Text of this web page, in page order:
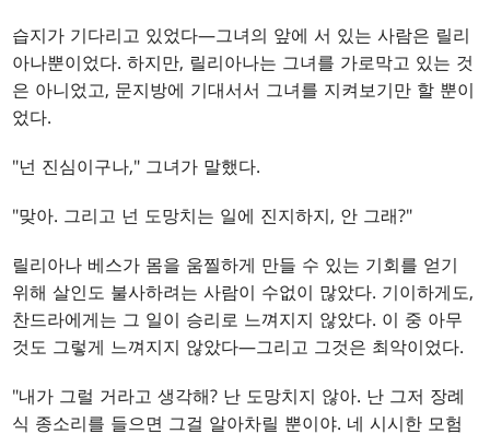
습지가 기다리고 있었다—그녀의 앞에 서 있는 사람은 릴리
아나뿐이었다. 하지만, 릴리아나는 그녀를 가로막고 있는 것
은 아니었고, 문지방에 기대서서 그녀를 지켜보기만 할 뿐이
었다.
"넌 진심이구나," 그녀가 말했다.
"맞아. 그리고 넌 도망치는 일에 진지하지, 안 그래?"
릴리아나 베스가 몸을 움찔하게 만들 수 있는 기회를 얻기
위해 살인도 불사하려는 사람이 수없이 많았다. 기이하게도,
찬드라에게는 그 일이 승리로 느껴지지 않았다. 이 중 아무
것도 그렇게 느껴지지 않았다—그리고 그것은 최악이었다.
"내가 그럴 거라고 생각해? 난 도망치지 않아. 난 그저 장례
식 종소리를 들으면 그걸 알아차릴 뿐이야. 네 시시한 모험